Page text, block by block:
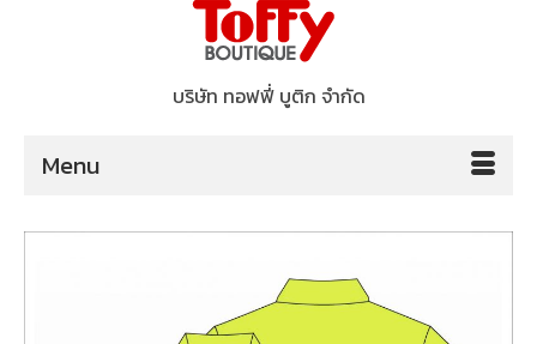
บริษัท ทอฟฟี่ บูติก จำกัด
Menu